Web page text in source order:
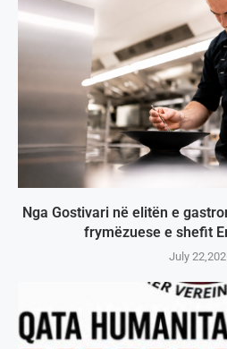
Nga Gostivari në elitën e
frymëzuese e shefit
July